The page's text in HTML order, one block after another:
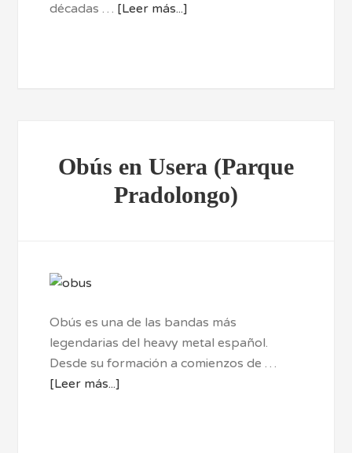
décadas … [Leer más...]
Obús en Usera (Parque
Pradolongo)
Obús es una de las bandas más
legendarias del heavy metal español.
Desde su formación a comienzos de …
[Leer más...]